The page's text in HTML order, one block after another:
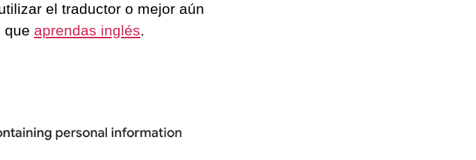
el traductor o mejor aún
que aprendas inglés.